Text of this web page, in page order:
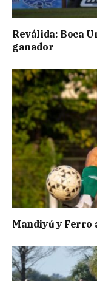
Reválida: Boca
ganador
Mandiyú y Ferro